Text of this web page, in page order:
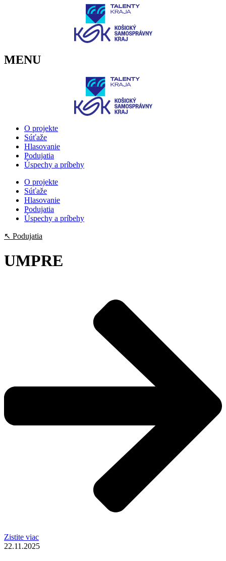
MENU
O projekte
Súťaže
Hlasovanie
Podujatia
Úspechy a príbehy
O projekte
Súťaže
Hlasovanie
Podujatia
Úspechy a príbehy
↖ Podujatia
UMPRE
Zistite viac
22.11.2025